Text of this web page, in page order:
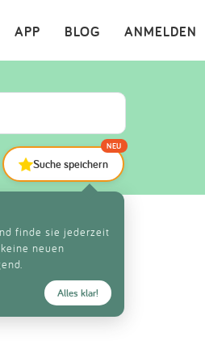
ANMELDEN
BLOG
APP ×
Suche speichern
NEU
finde sie jederzeit
neuen
Alles klar!